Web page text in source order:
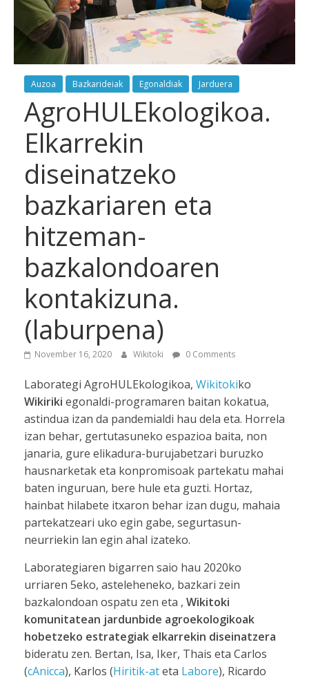
Auzoa Bazkarideiak Egonaldiak Jarduera
AgroHULEkologikoa.
Elkarrekin
diseinatzeko
bazkariaren eta
hitzeman-
bazkalondoaren
kontakizuna.
(laburpena)
November 16, 2020 Wikitoki 0 Comments
Laborategi AgroHULEkologikoa, Wikitokiko
Wikiriki egonaldi-programaren baitan kokatua,
astindua izan da pandemialdi hau dela eta. Horrela
izan behar, gertutasuneko espazioa baita, non
janaria, gure elikadura-burujabetzari buruzko
hausnarketak eta konpromisoak partekatu mahai
baten inguruan, bere hule eta guzti. Hortaz,
hainbat hilabete itxaron behar izan dugu, mahaia
partekatzeari uko egin gabe, segurtasun-
neurriekin lan egin ahal izateko.
Laborategiaren bigarren saio hau 2020ko
urriaren 5eko, asteleheneko, bazkari zein
bazkalondoan ospatu zen eta , Wikitoki
komunitatean jardunbide agroekologikoak
hobetzeko estrategiak elkarrekin diseinatzera
bideratu zen. Bertan, Isa, Iker, Thais eta Carlos
(cAnicca), Karlos (Hiritik-ateta Labore), Ricardo